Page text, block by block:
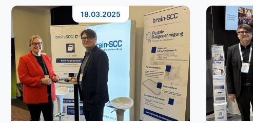
18.03.2025